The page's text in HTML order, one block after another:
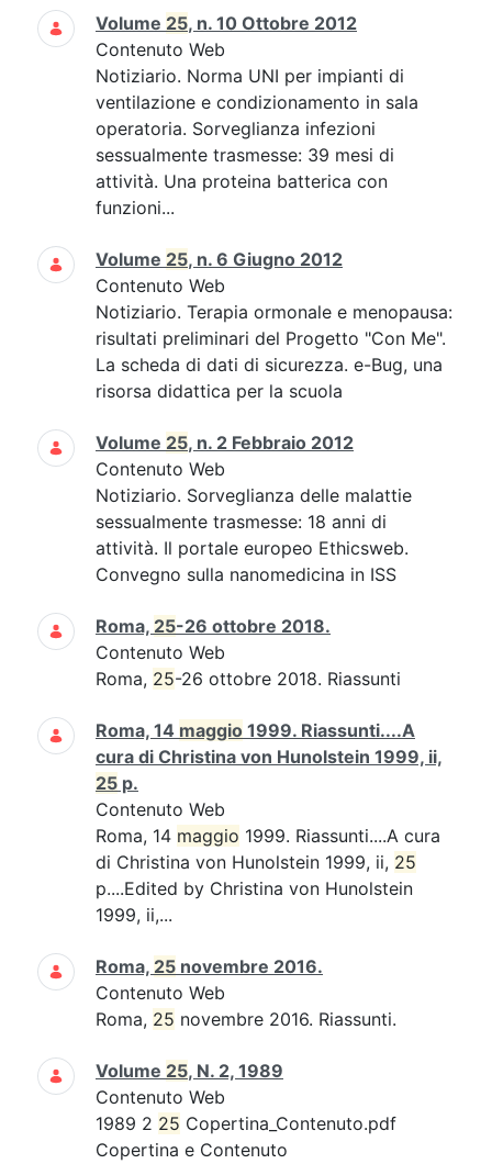
Volume 25, n. 10 Ottobre 2012
Contenuto Web
Notiziario. Norma UNI per impianti di
ventilazione e condizionamento in sala
operatoria. Sorveglianza infezioni
sessualmente trasmesse: 39 mesi di
attività. Una proteina batterica con
funzioni...
Volume 25, n. 6 Giugno 2012
Contenuto Web
Notiziario. Terapia ormonale e menopausa:
risultati preliminari del Progetto "Con Me".
La scheda di dati di sicurezza. e-Bug, una
risorsa didattica per la scuola
Volume 25, n. 2 Febbraio 2012
Contenuto Web
Notiziario. Sorveglianza delle malattie
sessualmente trasmesse: 18 anni di
attività. Il portale europeo Ethicsweb.
Convegno sulla nanomedicina in ISS
Roma, 25-26 ottobre 2018.
Contenuto Web
Roma, 25-26 ottobre 2018. Riassunti
Roma, 14 maggio 1999. Riassunti....A
cura di Christina von Hunolstein 1999, ii,
25 p.
Contenuto Web
Roma, 14 maggio 1999. Riassunti....A cura
di Christina von Hunolstein 1999, ii, 25
p....Edited by Christina von Hunolstein
1999, ii,...
Roma, 25 novembre 2016.
Contenuto Web
Roma, 25 novembre 2016. Riassunti.
Volume 25, N. 2, 1989
Contenuto Web
1989 2 25 Copertina_Contenuto.pdf
Copertina e Contenuto